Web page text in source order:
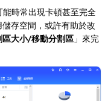
時常出現卡頓甚至完全
存空間，或許有助於改
區大小/移動分割區 」來完